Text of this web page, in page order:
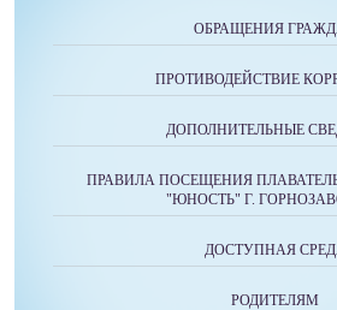
ОБРАЩЕНИЯ
ПРОТИВОДЕЙСТВИЕ
ДОПОЛНИТЕЛЬНЫЕ
ПРАВИЛА ПОСЕЩЕНИЯ
"ЮНОСТЬ" Г.
ДОСТУПНАЯ
РОДИТЕЛЯМ